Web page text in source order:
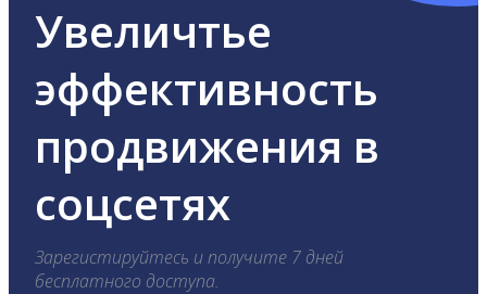
Увеличтье
эффективность
продвижения в
соцсетях
Зарегистируйтесь и получите 7 дней
бесплатного доступа.